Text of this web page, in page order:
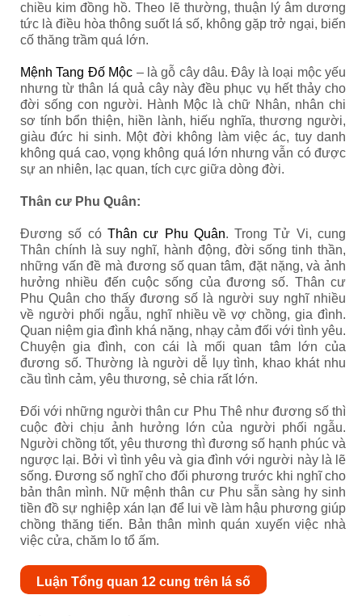
chiều kim đồng hồ. Theo lẽ thường, thuận lý âm dương
tức là điều hòa thông suốt lá số, không gặp trở ngại, biến
cố thăng trầm quá lớn.
Mệnh Tang Đố Mộc – là gỗ cây dâu. Đây là loại mộc yếu
nhưng từ thân lá quả cây này đều phục vụ hết thảy cho
đời sống con người. Hành Mộc là chữ Nhân, nhân chi
sơ tính bổn thiện, hiền lành, hiếu nghĩa, thương người,
giàu đức hi sinh. Một đời không làm việc ác, tuy danh
không quá cao, vọng không quá lớn nhưng vẫn có được
sự an nhiên, lạc quan, tích cực giữa dòng đời.
Thân cư Phu Quân:
Đương số có Thân cư Phu Quân. Trong Tử Vi, cung
Thân chính là suy nghĩ, hành động, đời sống tinh thần,
những vấn đề mà đương số quan tâm, đặt nặng, và ảnh
hưởng nhiều đến cuộc sống của đương số. Thân cư
Phu Quân cho thấy đương số là người suy nghĩ nhiều
về người phối ngẫu, nghĩ nhiều về vợ chồng, gia đình.
Quan niệm gia đình khá nặng, nhạy cảm đối với tình yêu.
Chuyện gia đình, con cái là mối quan tâm lớn của
đương số. Thường là người dễ lụy tình, khao khát nhu
cầu tình cảm, yêu thương, sẻ chia rất lớn.
Đối với những người thân cư Phu Thê như đương số thì
cuộc đời chịu ảnh hưởng lớn của người phối ngẫu.
Người chồng tốt, yêu thương thì đương số hạnh phúc và
ngược lại. Bởi vì tình yêu và gia đình với người này là lẽ
sống. Đương số nghĩ cho đối phương trước khi nghĩ cho
bản thân mình. Nữ mệnh thân cư Phu sẵn sàng hy sinh
tiền đồ sự nghiệp xán lạn để lui về làm hậu phương giúp
chồng thăng tiến. Bản thân mình quán xuyến việc nhà
việc cửa, chăm lo tổ ấm.
Luận Tổng quan 12 cung trên lá số